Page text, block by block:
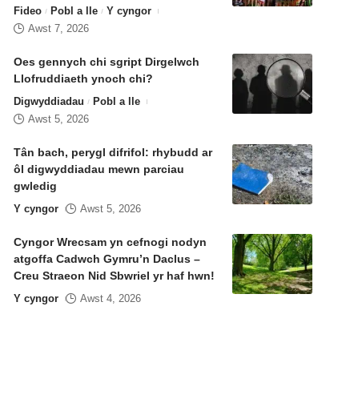
Fideo Pobl a lle
Y cyngor
Awst 7, 2026
Oes gennych chi sgript Dirgelwch
Llofruddiaeth ynoch chi?
Digwyddiadau
Pobl a lle
Awst 5, 2026
Tân bach, perygl difrifol: rhybudd ar
ôl digwyddiadau mewn parciau
gwledig
Y cyngor Awst 5, 2026
Cyngor Wrecsam yn cefnogi nodyn
atgoffa Cadwch Gymru’n Daclus –
Creu Straeon Nid Sbwriel yr haf hwn!
Y cyngor Awst 4, 2026